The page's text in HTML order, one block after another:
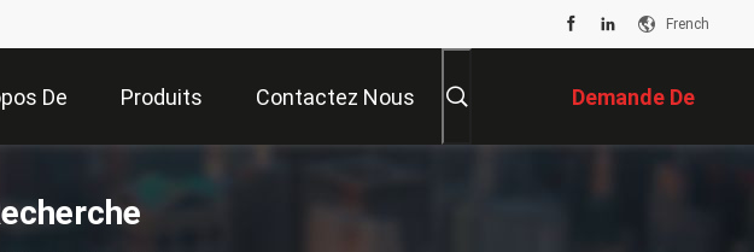
French
De
Nous
Produits Contactez Nous Demande De
Soumission